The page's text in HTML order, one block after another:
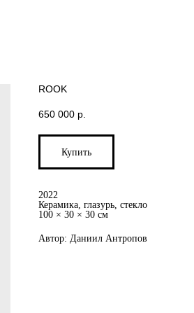
ROOK
650 000 р.
Купить
2022
Керамика, глазурь, стекло
100 × 30 × 30 см
Автор: Даниил Антропов